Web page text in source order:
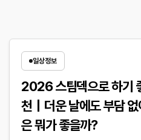
일상정보
2026 스팀덱으로 하기
천｜더운 날에도 부담
은 뭐가 좋을까?